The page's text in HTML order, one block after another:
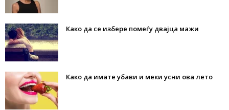
Како да се избере помеѓу двајца мажи
Како да имате убави и меки усни ова лето